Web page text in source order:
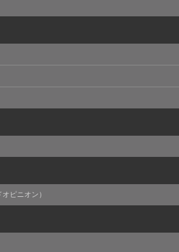
のため
】
利用目的】の達成に必要な範囲内に
取扱いの全部または一部を外部の業
ことがあります。取得情報の取り扱
委託先との間で、個人情報の保護に
確保します。
て】
人情報保護法その他の法令により認
、患者様の同意なしに、取得情報を
者に開示・提供することはありませ
人の申し出により個人情報に関する
切に対応します。
お問合せフォーム
ピニオン）